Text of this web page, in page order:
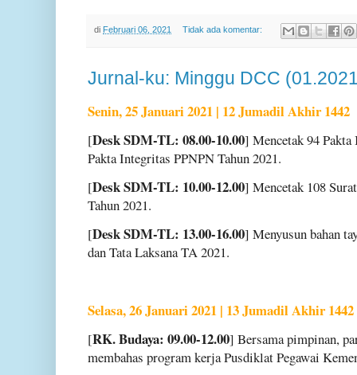
di Februari 06, 2021 Tidak ada komentar:
Jurnal-ku: Minggu DCC
Senin, 25 Januari 2021 | 12 Jumadil Akhir 1442
[Desk SDM-TL: 08.00-10.00] Mencetak 94 Pakta
Pakta Integritas PPNPN Tahun 2021.
[Desk SDM-TL: 10.00-12.00] Mencetak 108
Tahun 2021.
[Desk SDM-TL: 13.00-16.00] Menyusun bahan
dan Tata Laksana TA 2021.
Selasa, 26 Januari 2021 | 13 Jumadil Akhir 1442
[RK. Budaya: 09.00-12.00] Bersama pimpinan,
membahas program kerja Pusdiklat Pegawai